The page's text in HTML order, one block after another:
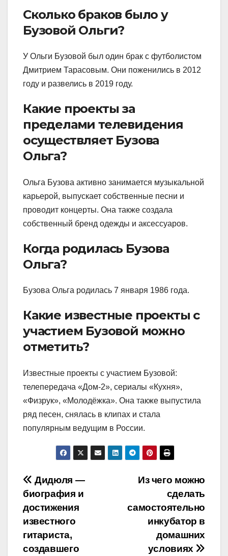
Сколько браков было у
Бузовой Ольги?
У Ольги Бузовой был один брак с футболистом
Дмитрием Тарасовым. Они поженились в 2012
году и развелись в 2019 году.
Какие проекты за
пределами телевидения
осуществляет Бузова
Ольга?
Ольга Бузова активно занимается музыкальной
карьерой, выпускает собственные песни и
проводит концерты. Она также создала
собственный бренд одежды и аксессуаров.
Когда родилась Бузова
Ольга?
Бузова Ольга родилась 7 января 1986 года.
Какие известные проекты с
участием Бузовой можно
отметить?
Известные проекты с участием Бузовой:
телепередача «Дом-2», сериалы «Кухня»,
«Физрук», «Молодёжка». Она также выпустила
ряд песен, снялась в клипах и стала
популярным ведущим в России.
Навигация
по
записям
Из чего можно
сделать
самостоятельно
инкубатор в
домашних
условиях
Дидюля —
биография и
достижения
известного
гитариста,
создавшего